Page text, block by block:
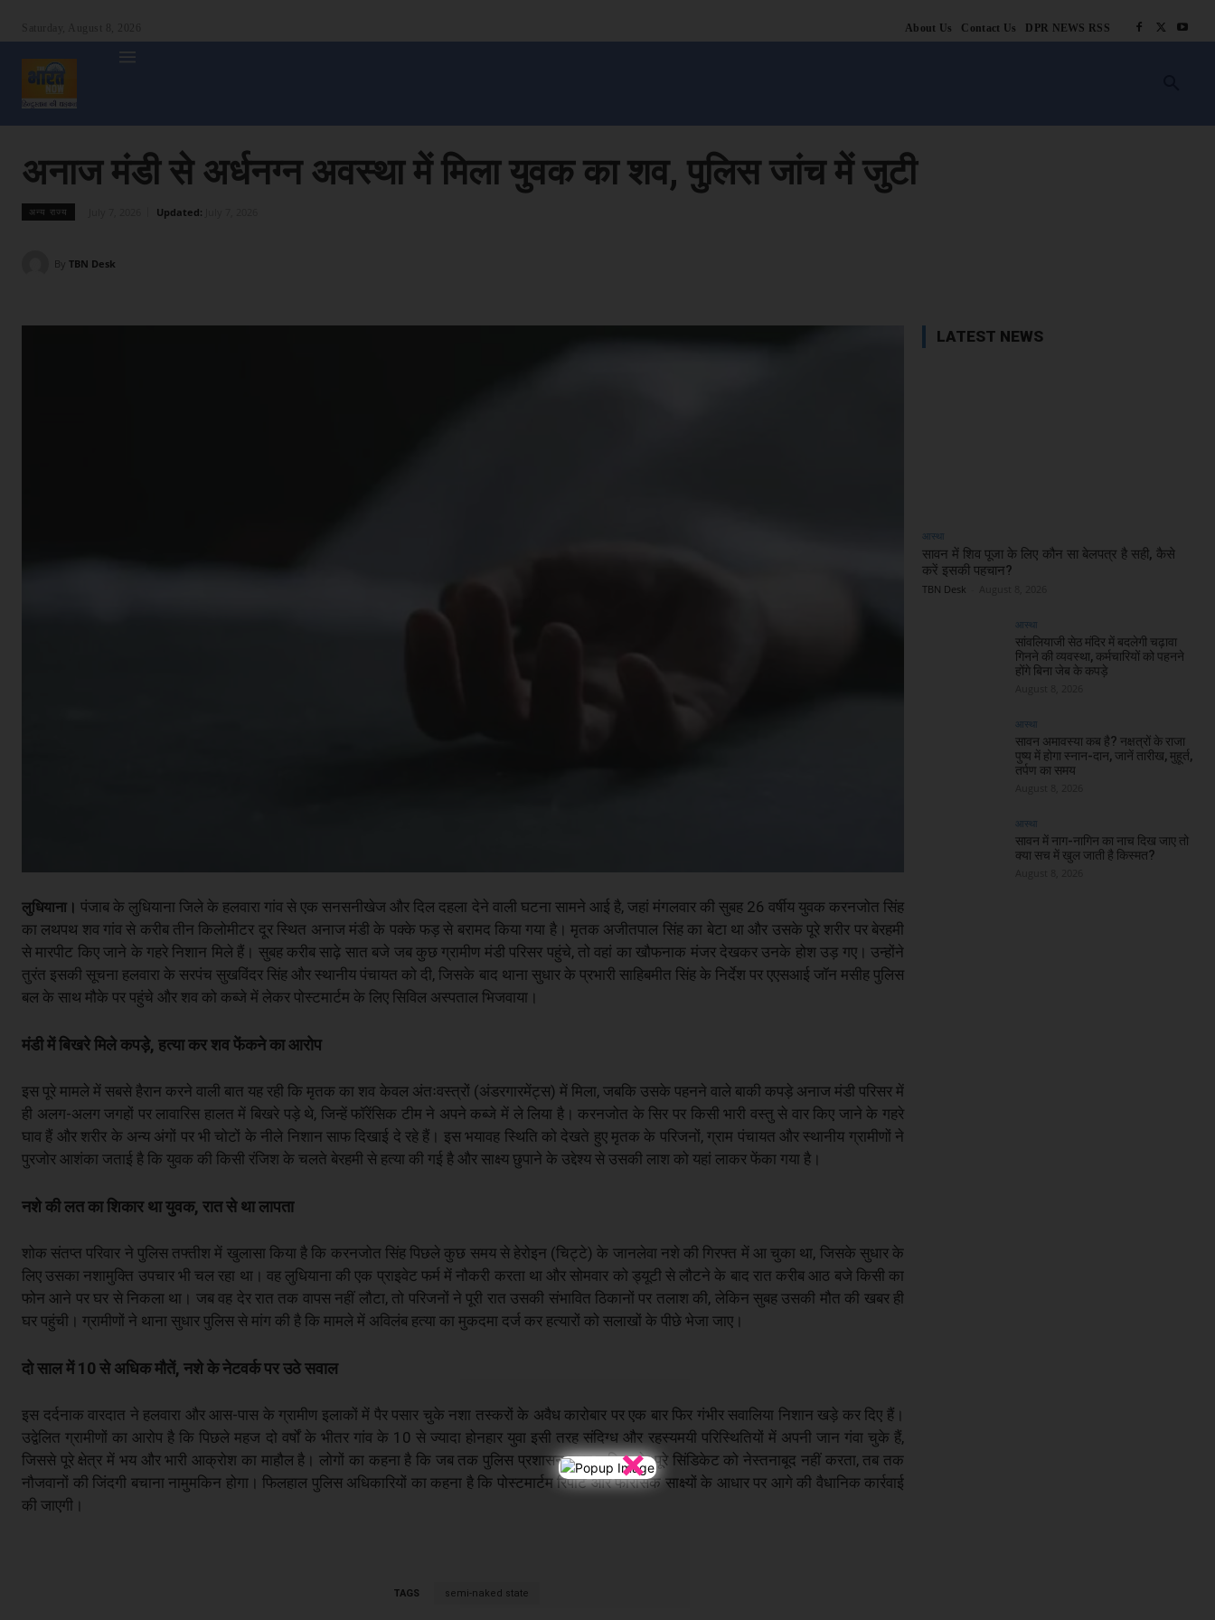
×
About Us Contact Us DPR NEWS RSS
अनाज मंडी से अर्धनग्न अवस्था में मिला युवक का शव, पुलिस जांच में जुटी
अन्य राज्य Updated:
By TBN Desk
लुधियाना। पंजाब के लुधियाना जिले के हलवारा गांव से एक सनसनीखेज और दिल दहला देने वाली घटना सामने आई है, जहां मंगलवार की सुबह 26 वर्षीय युवक करनजोत सिंह
का लथपथ शव गांव से करीब तीन किलोमीटर दूर स्थित अनाज मंडी के पक्के फड़ से बरामद किया गया है। मृतक अजीतपाल सिंह का बेटा था और उसके पूरे शरीर पर बेरहमी
से मारपीट किए जाने के गहरे निशान मिले हैं। सुबह करीब साढ़े सात बजे जब कुछ ग्रामीण मंडी परिसर पहुंचे, तो वहां का खौफनाक मंजर देखकर उनके होश उड़ गए। उन्होंने
तुरंत इसकी सूचना हलवारा के सरपंच सुखविंदर सिंह और स्थानीय पंचायत को दी, जिसके बाद थाना सुधार के प्रभारी साहिबमीत सिंह के निर्देश पर एएसआई जॉन मसीह पुलिस
बल के साथ मौके पर पहुंचे और शव को कब्जे में लेकर पोस्टमार्टम के लिए सिविल अस्पताल भिजवाया।
मंडी में बिखरे मिले कपड़े, हत्या कर शव फेंकने का आरोप
इस पूरे मामले में सबसे हैरान करने वाली बात यह रही कि मृतक का शव केवल अंतःवस्त्रों (अंडरगारमेंट्स) में मिला, जबकि उसके पहनने वाले बाकी कपड़े अनाज मंडी परिसर में
ही अलग-अलग जगहों पर लावारिस हालत में बिखरे पड़े थे, जिन्हें फॉरेंसिक टीम ने अपने कब्जे में ले लिया है। करनजोत के सिर पर किसी भारी वस्तु से वार किए जाने के गहरे
घाव हैं और शरीर के अन्य अंगों पर भी चोटों के नीले निशान साफ दिखाई दे रहे हैं। इस भयावह स्थिति को देखते हुए मृतक के परिजनों, ग्राम पंचायत और स्थानीय ग्रामीणों ने
पुरजोर आशंका जताई है कि युवक की किसी रंजिश के चलते बेरहमी से हत्या की गई है और साक्ष्य छुपाने के उद्देश्य से उसकी लाश को यहां लाकर फेंका गया है।
नशे की लत का शिकार था युवक, रात से था लापता
शोक संतप्त परिवार ने पुलिस तफ्तीश में खुलासा किया है कि करनजोत सिंह पिछले कुछ समय से हेरोइन (चिट्टे) के जानलेवा नशे की गिरफ्त में आ चुका था, जिसके सुधार के
लिए उसका नशामुक्ति उपचार भी चल रहा था। वह लुधियाना की एक प्राइवेट फर्म में नौकरी करता था और सोमवार को ड्यूटी से लौटने के बाद रात करीब आठ बजे किसी का
फोन आने पर घर से निकला था। जब वह देर रात तक वापस नहीं लौटा, तो परिजनों ने पूरी रात उसकी संभावित ठिकानों पर तलाश की, लेकिन सुबह उसकी मौत की खबर ही
घर पहुंची। ग्रामीणों ने थाना सुधार पुलिस से मांग की है कि मामले में अविलंब हत्या का मुकदमा दर्ज कर हत्यारों को सलाखों के पीछे भेजा जाए।
दो साल में 10 से अधिक मौतें, नशे के नेटवर्क पर उठे सवाल
इस दर्दनाक वारदात ने हलवारा और आस-पास के ग्रामीण इलाकों में पैर पसार चुके नशा तस्करों के अवैध कारोबार पर एक बार फिर गंभीर सवालिया निशान खड़े कर दिए हैं।
उद्वेलित ग्रामीणों का आरोप है कि पिछले महज दो वर्षों के भीतर गांव के 10 से ज्यादा होनहार युवा इसी तरह संदिग्ध और रहस्यमयी परिस्थितियों में अपनी जान गंवा चुके हैं,
जिससे पूरे क्षेत्र में भय और भारी आक्रोश का माहौल है। लोगों का कहना है कि जब तक पुलिस प्रशासन ड्रग माफिया के पूरे सिंडिकेट को नेस्तनाबूद नहीं करता, तब तक
नौजवानों की जिंदगी बचाना नामुमकिन होगा। फिलहाल पुलिस अधिकारियों का कहना है कि पोस्टमार्टम रिपोर्ट और फॉरेंसिक साक्ष्यों के आधार पर आगे की वैधानिक कार्रवाई
की जाएगी।
TAGS semi-naked state
LATEST NEWS
आस्था
सावन में शिव पूजा के लिए कौन सा बेलपत्र है सही, कैसे
करें इसकी पहचान?
TBN Desk
आस्था
सांवलियाजी सेठ मंदिर में बदलेगी चढ़ावा
गिनने की व्यवस्था, कर्मचारियों को पहनने
होंगे बिना जेब के कपड़े
आस्था
सावन अमावस्या कब है? नक्षत्रों के राजा
पुष्य में होगा स्नान-दान, जानें तारीख, मुहूर्त,
तर्पण का समय
आस्था
सावन में नाग-नागिन का नाच दिख जाए तो
क्या सच में खुल जाती है किस्मत?